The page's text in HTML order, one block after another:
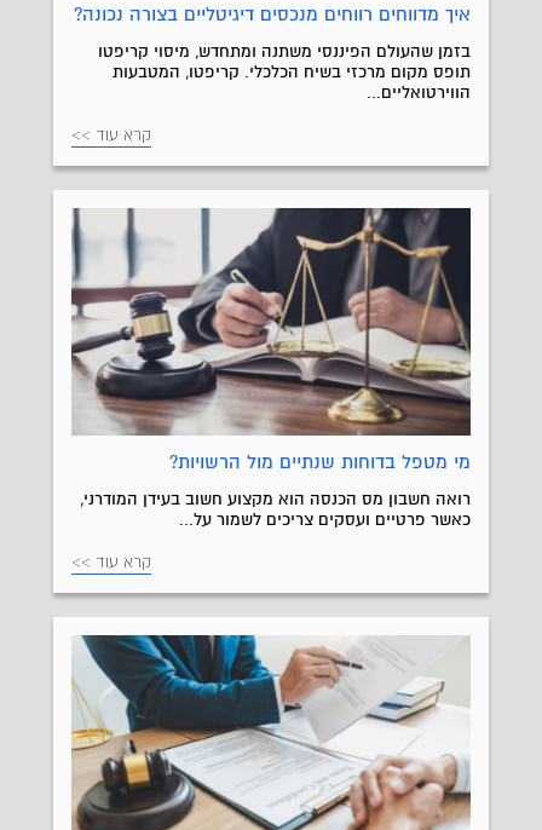
איך מדווחים רווחים מנכסים דיגיטליים בצורה נכונה?
בזמן שהעולם הפיננסי משתנה ומתחדש, מיסוי קריפטו
תופס מקום מרכזי בשיח הכלכלי. קריפטו, המטבעות
הווירטואליים...
קרא עוד >>
מי מטפל בדוחות שנתיים מול הרשויות?
רואה חשבון מס הכנסה הוא מקצוע חשוב בעידן המודרני,
כאשר פרטיים ועסקים צריכים לשמור על...
קרא עוד >>